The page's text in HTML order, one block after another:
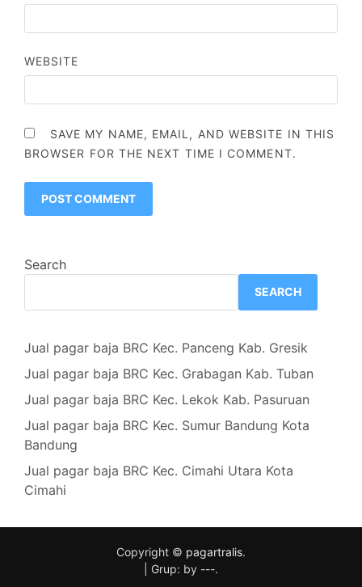
WEBSITE
SAVE MY NAME, EMAIL, AND WEBSITE IN THIS
BROWSER FOR THE NEXT TIME I COMMENT.
Search
SEARCH
Jual pagar baja BRC Kec. Panceng Kab. Gresik
Jual pagar baja BRC Kec. Grabagan Kab. Tuban
Jual pagar baja BRC Kec. Lekok Kab. Pasuruan
Jual pagar baja BRC Kec. Sumur Bandung Kota
Bandung
Jual pagar baja BRC Kec. Cimahi Utara Kota
Cimahi
Copyright © pagartralis.
Grup: by ---.